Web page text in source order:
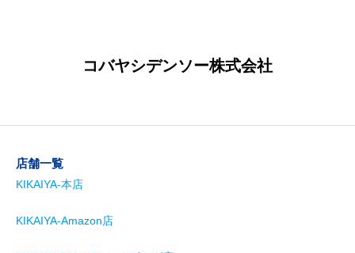
コバヤシデンソー株式会社
店舗一覧
KIKAIYA-本店
KIKAIYA-Amazon店